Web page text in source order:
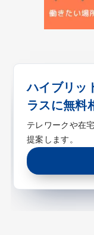
ハイブリッ
ラスに無料
テレワークや在
提案します。